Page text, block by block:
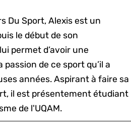
Du Sport, Alexis est un
le début de son
permet d’avoir une
de ce sport qu’il a
années. Aspirant à faire sa
il est présentement étudiant
de l'UQAM.